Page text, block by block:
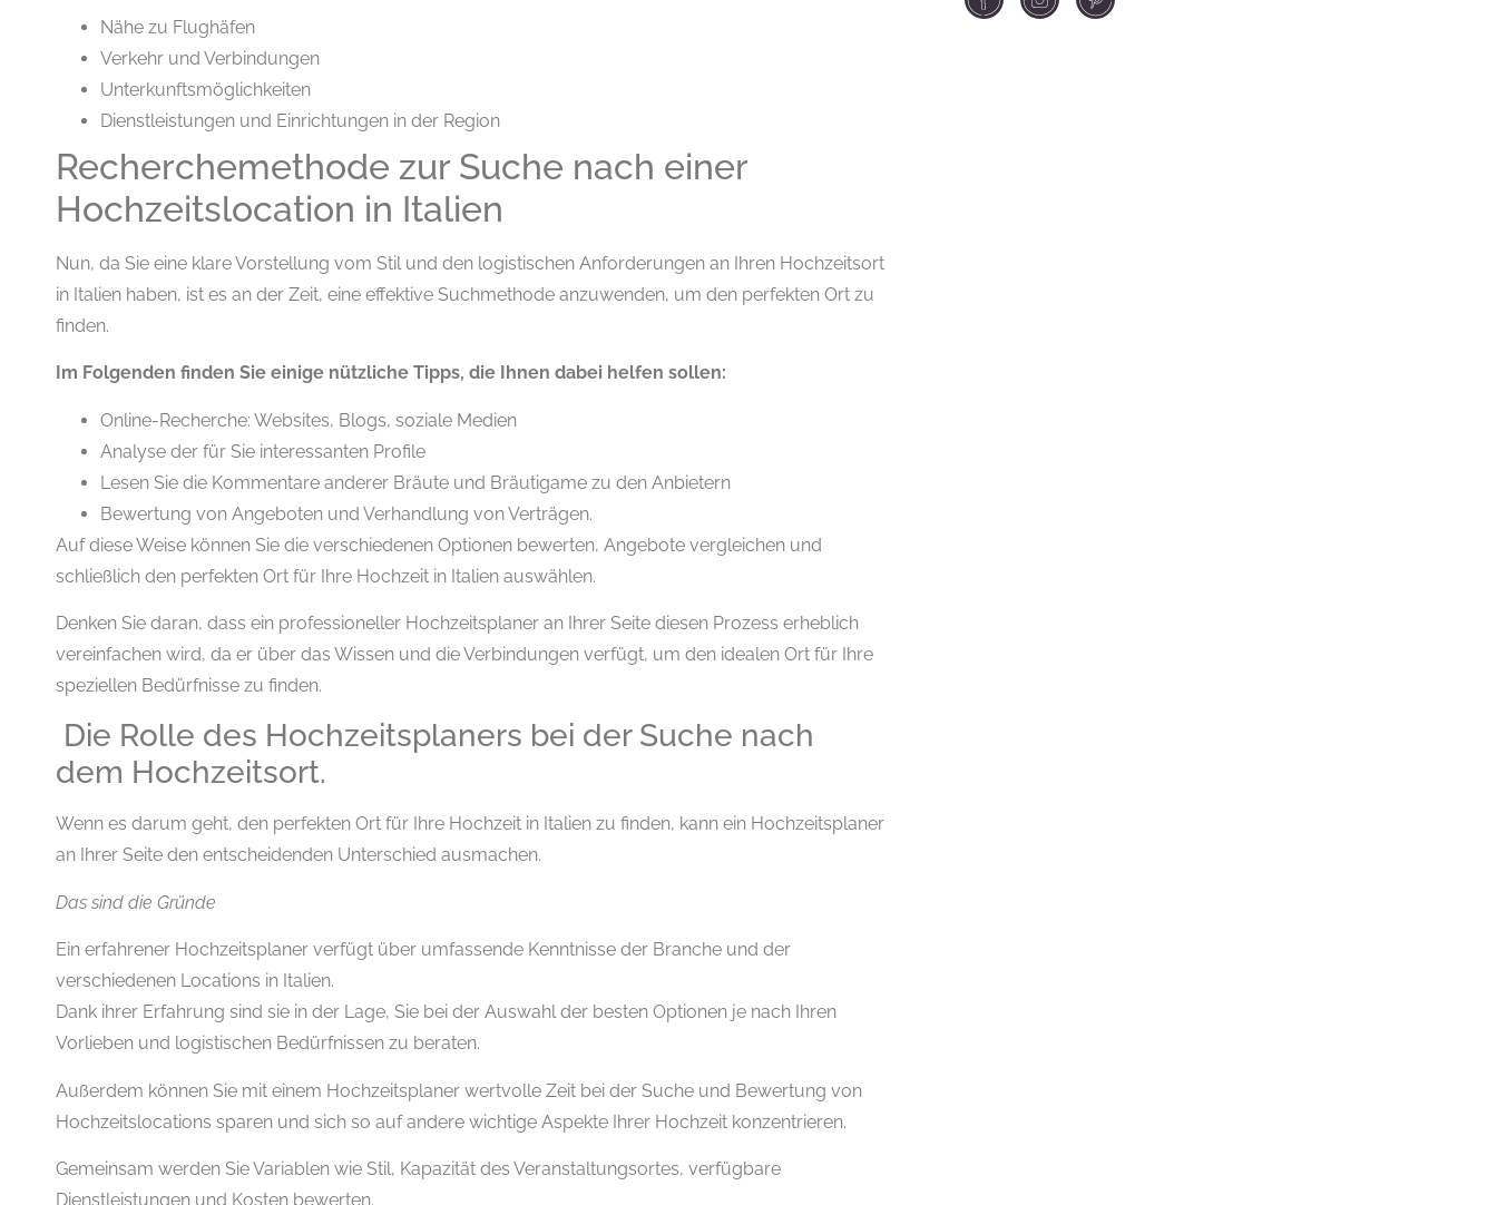
Nähe zu Flughäfen
Verkehr und Verbindungen
Unterkunftsmöglichkeiten
Dienstleistungen und Einrichtungen in der Region
Recherchemethode zur Suche nach einer
Hochzeitslocation in Italien
Nun, da Sie eine klare Vorstellung vom Stil und den logistischen Anforderungen an Ihren Hochzeitsort
in Italien haben, ist es an der Zeit, eine effektive Suchmethode anzuwenden, um den perfekten Ort zu
finden.
Im Folgenden finden Sie einige nützliche Tipps, die Ihnen dabei helfen sollen:
Online-Recherche: Websites, Blogs, soziale Medien
Analyse der für Sie interessanten Profile
Lesen Sie die Kommentare anderer Bräute und Bräutigame zu den Anbietern
Bewertung von Angeboten und Verhandlung von Verträgen.
Auf diese Weise können Sie die verschiedenen Optionen bewerten, Angebote vergleichen und
schließlich den perfekten Ort für Ihre Hochzeit in Italien auswählen.
Denken Sie daran, dass ein professioneller Hochzeitsplaner an Ihrer Seite diesen Prozess erheblich
vereinfachen wird, da er über das Wissen und die Verbindungen verfügt, um den idealen Ort für Ihre
speziellen Bedürfnisse zu finden.
Die Rolle des Hochzeitsplaners bei der Suche nach
dem Hochzeitsort.
Wenn es darum geht, den perfekten Ort für Ihre Hochzeit in Italien zu finden, kann ein Hochzeitsplaner
an Ihrer Seite den entscheidenden Unterschied ausmachen.
Das sind die Gründe
Ein erfahrener Hochzeitsplaner verfügt über umfassende Kenntnisse der Branche und der
verschiedenen Locations in Italien.
Dank ihrer Erfahrung sind sie in der Lage, Sie bei der Auswahl der besten Optionen je nach Ihren
Vorlieben und logistischen Bedürfnissen zu beraten.
Außerdem können Sie mit einem Hochzeitsplaner wertvolle Zeit bei der Suche und Bewertung von
Hochzeitslocations sparen und sich so auf andere wichtige Aspekte Ihrer Hochzeit konzentrieren.
Gemeinsam werden Sie Variablen wie Stil, Kapazität des Veranstaltungsortes, verfügbare
Dienstleistungen und Kosten bewerten.